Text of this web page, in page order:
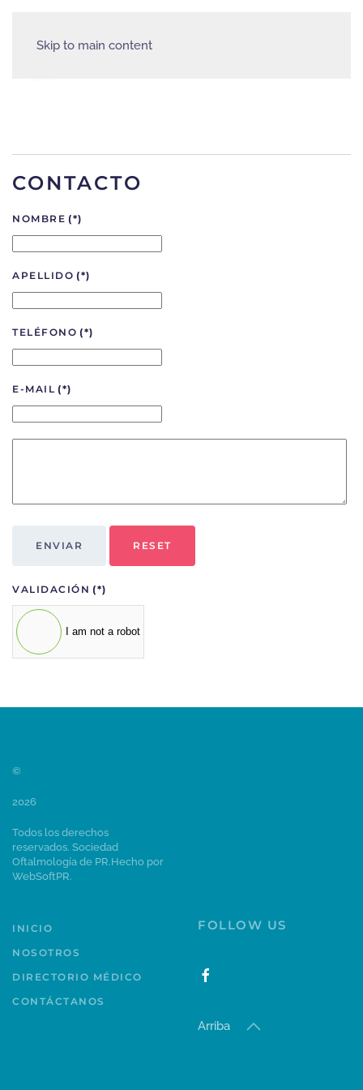
Skip to main content
CONTACTO
NOMBRE (*)
APELLIDO (*)
TELÉFONO (*)
E-MAIL (*)
ENVIAR RESET
VALIDACIÓN (*)
I am not a robot
©
2026
Todos los derechos
reservados. Sociedad
Oftalmología de PR.Hecho por
WebSoftPR.
INICIO
NOSOTROS
DIRECTORIO MÉDICO
CONTÁCTANOS
FOLLOW US
Arriba